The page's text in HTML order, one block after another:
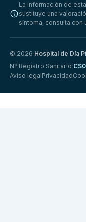
La información de
sustituye una
síntoma, consulta con
© 2026 Hospital de Día
Nº Registro Sanitario
Aviso legalPrivacidad